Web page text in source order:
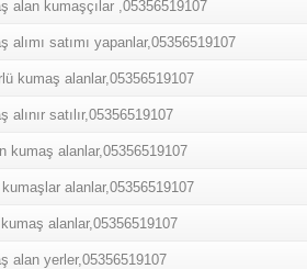
alan kumaşçılar ,05356519107
alımı satımı yapanlar,05356519107
kumaş alanlar,05356519107
alınır satılır,05356519107
kumaş alanlar,05356519107
alanlar,05356519107
alanlar,05356519107
alan yerler,05356519107